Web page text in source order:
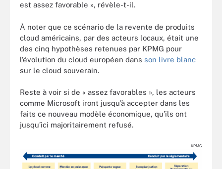
est assez favorable », révèle-t-il.
À noter que ce scénario de la revente de produits
cloud américains, par des acteurs locaux, était une
des cinq hypothèses retenues par KPMG pour
l’évolution du cloud européen dans son livre blanc
sur le cloud souverain.
Reste à voir si de « assez favorables », les acteurs
comme Microsoft iront jusqu’à accepter dans les
faits ce nouveau modèle économique, qu’ils ont
jusqu’ici majoritairement refusé.
KPMG